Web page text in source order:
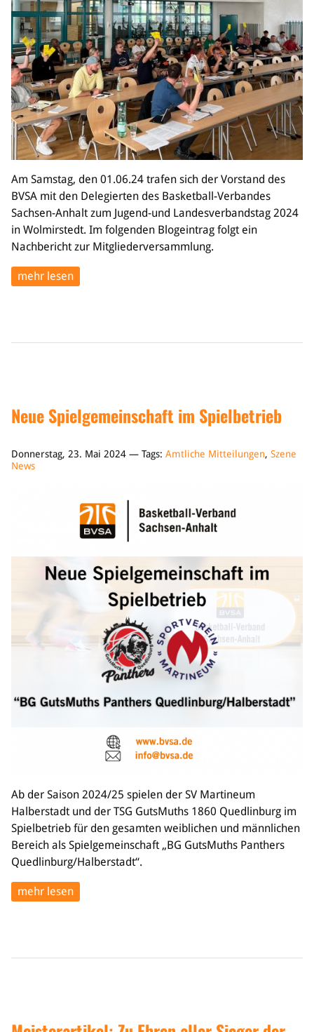
Bildung
Info
Trainerwesen
Bildungsnetzwerk
Schiedsrichterwesen
Bildungsangebote im BVSA
Externe Bildungsangebote
Stellenangebote
Downloads
Turnier- & Campbörse
FAQ
Vereinsfanshops
Am Samstag, den 01.06.24 trafen sich der Vorstand des
BVSA mit den Delegierten des Basketball-Verbandes
Sachsen-Anhalt zum Jugend-und Landesverbandstag 2024
in Wolmirstedt. Im folgenden Blogeintrag folgt ein
Nachbericht zur Mitgliederversammlung.
mehr lesen
Neue Spielgemeinschaft im Spielbetrieb
Donnerstag, 23. Mai 2024 — Tags: Amtliche Mitteilungen, Szene
News
Ab der Saison 2024/25 spielen der SV Martineum
Halberstadt und der TSG GutsMuths 1860 Quedlinburg im
Spielbetrieb für den gesamten weiblichen und männlichen
Bereich als Spielgemeinschaft „BG GutsMuths Panthers
Quedlinburg/Halberstadt“.
mehr lesen